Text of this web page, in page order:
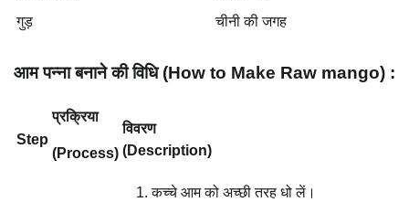
गुड़
चीनी की जगह
आम पन्ना बनाने की विधि (How to Make Raw mango) :
Step
प्रक्रिया
(Process)
विवरण
(Description)
कच्चे आम को अच्छी तरह धो लें।